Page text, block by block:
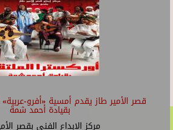
قصر الأمير طاز يقدم أمسية «أفرو-
بقيادة أحمد شمة
مركز الإبداع الفنى بقصر